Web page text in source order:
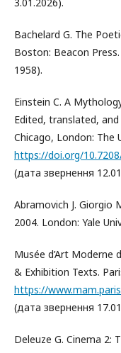
Bachelard G. The
Boston: Beacon
1958).
Einstein C. A
Edited, translated,
Chicago, London: The
https://doi.org/
(дата звернення
Abramovich J. Giorgio
2004. London: Yale
Musée d’Art Moderne
& Exhibition Texts.
https://
(дата звернення
Deleuze G. Cinema 2: